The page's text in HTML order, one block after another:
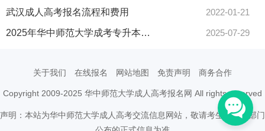
武汉成人高考报名流程和费用 2022-01-21
2025年华中师范大学成考专升本报考能换专业吗攻略来了 2025-07-29
关于我们 在线报名 网站地图 免责声明 商务合作
Copyright 2009-2025 华中师范大学成人高考报名网 All rights reserved
声明：本站为华中师范大学成人高考交流信息网站，敬请考生以权威部门